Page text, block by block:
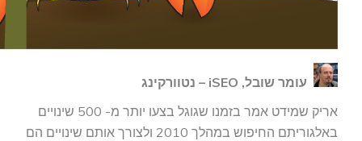
עומר שובל, iSEO – נטוורקינג
אריק שמידט אמר בזמנו שגוגל בצעו יותר מ- 500 שינויים
באלגוריתם החיפוש במהלך 2010 ולצורך אותם שינויים הם